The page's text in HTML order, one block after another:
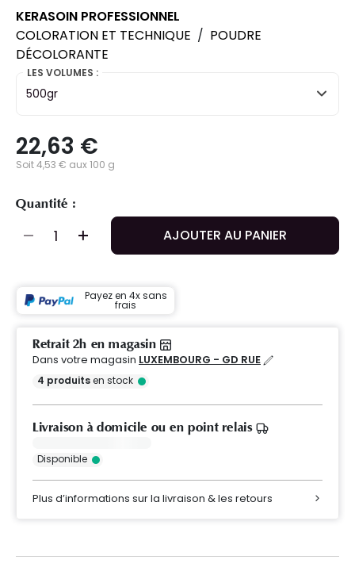
KERASOIN PROFESSIONNEL
COLORATION ET TECHNIQUE / POUDRE
DÉCOLORANTE
LES VOLUMES :
500gr
22,63 €
Soit 4,53 € aux 100 g
Quantité :
AJOUTER AU PANIER
Payez en 4x sans
frais
Retrait 2h en magasin
Dans votre magasin LUXEMBOURG - GD RUE
4 produitsen stock
Livraison à domicile ou en point relais
Disponible
Plus d’informations sur la livraison & les retours